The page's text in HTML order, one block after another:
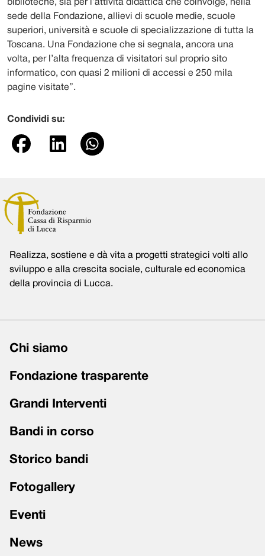
biblioteche, sia per l’attività didattica che coinvolge, nella
sede della Fondazione, allievi di scuole medie, scuole
superiori, università e scuole di specializzazione di tutta la
Toscana. Una Fondazione che si segnala, ancora una
volta, per l’alta frequenza di visitatori sul proprio sito
informatico, con quasi 2 milioni di accessi e 250 mila
pagine visitate”.
Condividi su:
Realizza, sostiene e dà vita a progetti strategici volti allo
sviluppo e alla crescita sociale, culturale ed economica
della provincia di Lucca.
Chi siamo
Fondazione trasparente
Grandi Interventi
Bandi in corso
Storico bandi
Fotogallery
Eventi
News